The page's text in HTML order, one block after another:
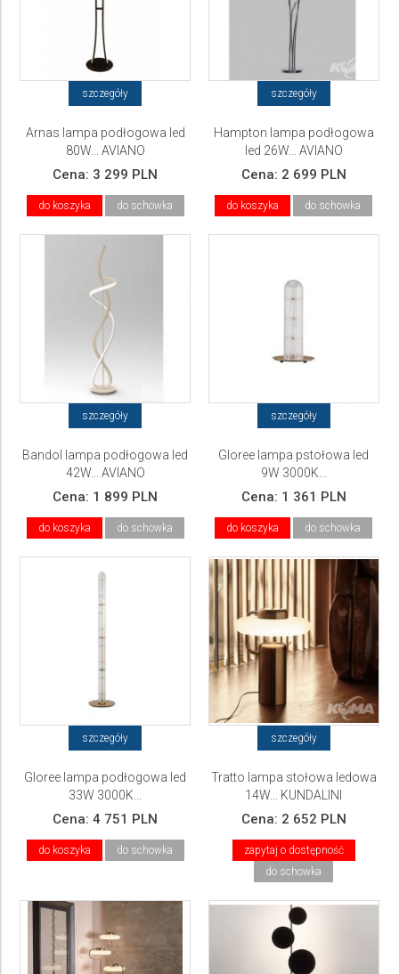
szczegóły
Arnas lampa podłogowa led
80W... AVIANO
Cena: 3 299 PLN
do koszyka do schowka
szczegóły
Hampton lampa podłogowa
led 26W... AVIANO
Cena: 2 699 PLN
do koszyka do schowka
szczegóły
Bandol lampa podłogowa led
42W... AVIANO
Cena: 1 899 PLN
do koszyka do schowka
szczegóły
Gloree lampa pstołowa led
9W 3000K...
Cena: 1 361 PLN
do koszyka do schowka
szczegóły
Gloree lampa podłogowa led
33W 3000K...
Cena:4 751 PLN
do koszyka do schowka
szczegóły
Tratto lampa stołowa ledowa
14W... KUNDALINI
Cena: 2 652 PLN
zapytaj o dostępność
do schowka